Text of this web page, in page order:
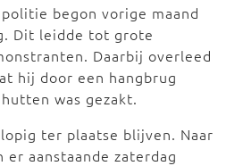
begon vorige maand
Dit leidde tot grote
Daarbij overleed
hij door een hangbrug
was gezakt.
ter plaatse blijven. Naar
aanstaande zaterdag